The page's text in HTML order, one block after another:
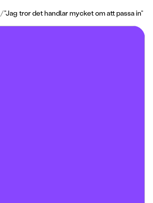
/”Jag tror det handlar mycket om att passa in”